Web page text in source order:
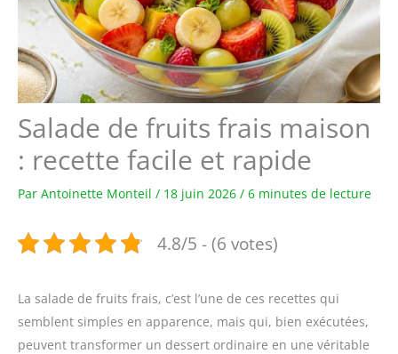
Salade de fruits frais maison
: recette facile et rapide
Par Antoinette Monteil / 18 juin 2026 / 6 minutes de lecture
4.8/5 - (6 votes)
La salade de fruits frais, c’est l’une de ces recettes qui
semblent simples en apparence, mais qui, bien exécutées,
peuvent transformer un dessert ordinaire en une véritable